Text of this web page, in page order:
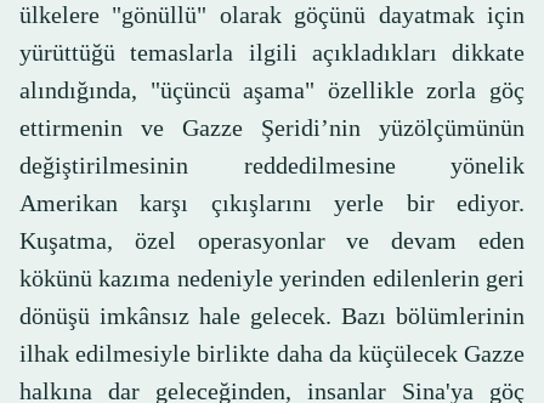
ülkelere "gönüllü" olarak göçünü dayatmak için
yürüttüğü temaslarla ilgili açıkladıkları dikkate
alındığında, "üçüncü aşama" özellikle zorla göç
ettirmenin ve Gazze Şeridi’nin yüzölçümünün
değiştirilmesinin reddedilmesine yönelik
Amerikan karşı çıkışlarını yerle bir ediyor.
Kuşatma, özel operasyonlar ve devam eden
kökünü kazıma nedeniyle yerinden edilenlerin geri
dönüşü imkânsız hale gelecek. Bazı bölümlerinin
ilhak edilmesiyle birlikte daha da küçülecek Gazze
halkına dar geleceğinden, insanlar Sina'ya göç